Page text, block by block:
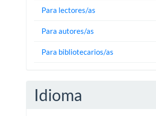
Para lectores/as
Para autores/as
Para bibliotecarios/as
Idioma